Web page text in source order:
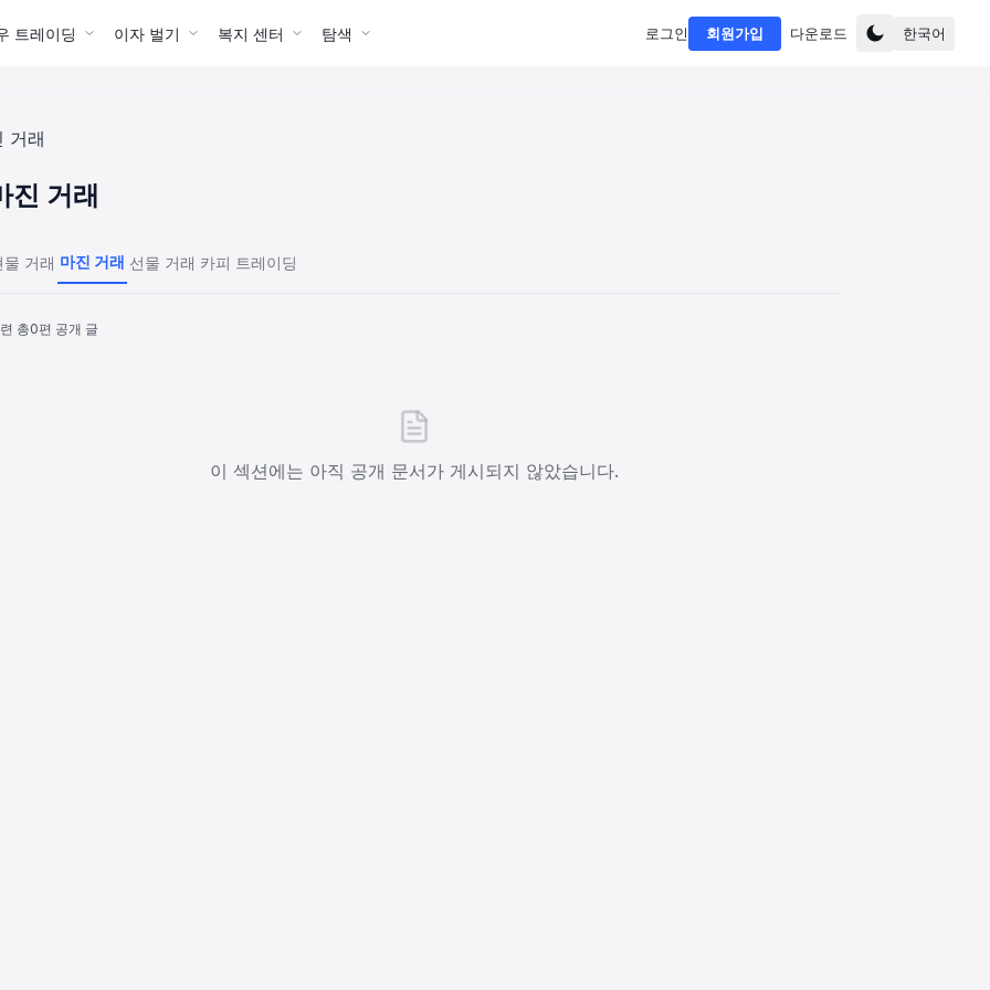
트레이딩 이자 벌기 복지 센터 탐색 로그인 회원가입 다운로드 한국어
거래
진 거래
물 거래 마진 거래 선물 거래 카피 트레이딩
총0편 공개 글
이 섹션에는 아직 공개 문서가 게시되지 않았습니다.